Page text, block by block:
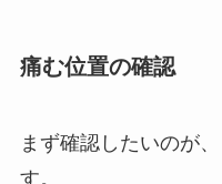
痛む位置の確認
まず確認したいのが、
す。